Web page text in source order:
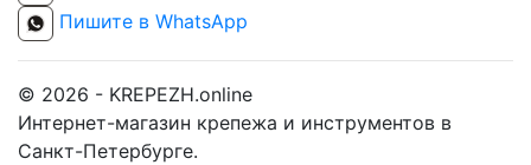
Пишите в WhatsApp
© 2026 - KREPEZH.online
Интернет-магазин крепежа и инструментов в
Санкт-Петербурге.